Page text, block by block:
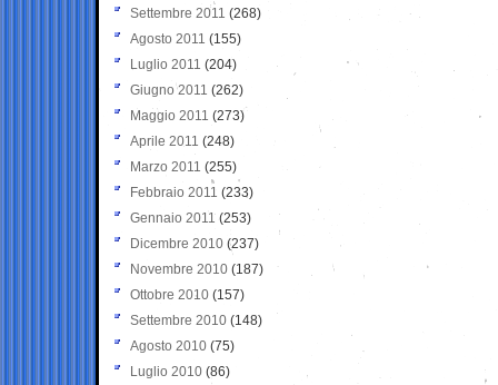
Settembre 2011 (268)
Agosto 2011 (155)
Luglio 2011 (204)
Giugno 2011 (262)
Maggio 2011 (273)
Aprile 2011 (248)
Marzo 2011 (255)
Febbraio 2011 (233)
Gennaio 2011 (253)
Dicembre 2010 (237)
Novembre 2010 (187)
Ottobre 2010 (157)
Settembre 2010 (148)
Agosto 2010 (75)
Luglio 2010 (86)